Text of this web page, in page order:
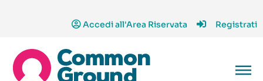
Accedi all'Area Riservata Registrati